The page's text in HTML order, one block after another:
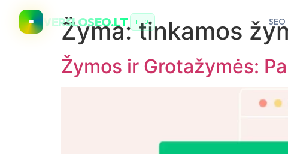
VERSLOSEO.LT PRO
Žyma:tinkamos
Žymos ir Grotažymės: